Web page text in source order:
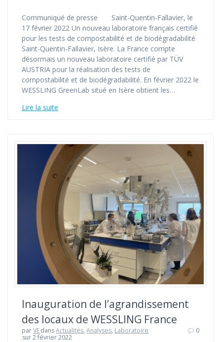
Communiqué de presse Saint-Quentin-Fallavier, le
17 février 2022 Un nouveau laboratoire français certifié
pour les tests de compostabilité et de biodégradabilité
Saint-Quentin-Fallavier, Isère. La France compte
désormais un nouveau laboratoire certifié par TÜV
AUSTRIA pour la réalisation des tests de
compostabilité et de biodégradabilité. En février 2022 le
WESSLING GreenLab situé en Isère obtient les…
Lire la suite
Inauguration de l’agrandissement
des locaux de WESSLING France
parVEdansActualités,Analyses, Laboratoire
sur 2 février 2022
0